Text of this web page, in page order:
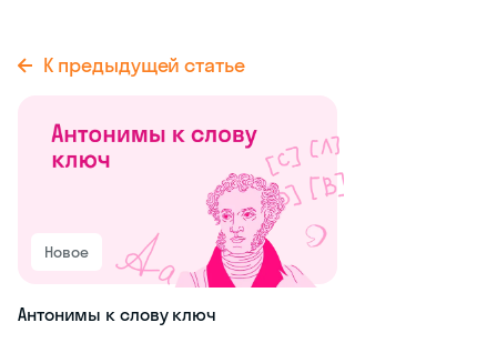
К предыдущей статье
Новое
Антонимы к слову ключ